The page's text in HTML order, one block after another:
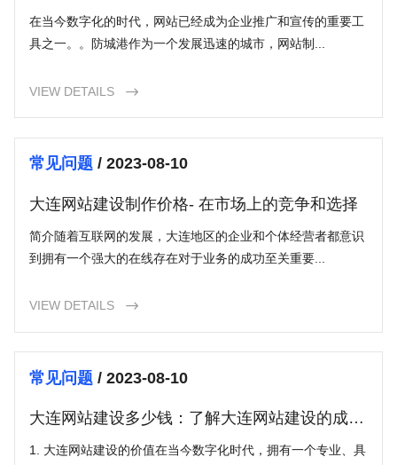
在当今数字化的时代，网站已经成为企业推广和宣传的重要工
具之一。。防城港作为一个发展迅速的城市，网站制...
VIEW DETAILS 
常见问题/ 2023-08-10
大连网站建设制作价格- 在市场上的竞争和选择
简介随着互联网的发展，大连地区的企业和个体经营者都意识
到拥有一个强大的在线存在对于业务的成功至关重要...
VIEW DETAILS 
常见问题/ 2023-08-10
大连网站建设多少钱：了解大连网站建设的成本
和关键因素
1. 大连网站建设的价值在当今数字化时代，拥有一个专业、具